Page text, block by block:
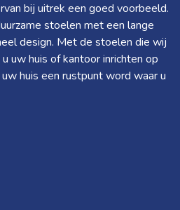
bij uitrek een goed voorbeeld.
stoelen met een lange
design. Met de stoelen die wij
uw huis of kantoor inrichten op
huis een rustpunt word waar u